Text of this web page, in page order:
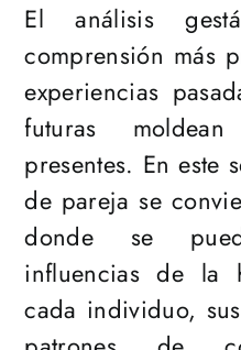
El análisis
comprensión más
experiencias
futuras
presentes. En este
de pareja se
donde se
influencias de la
cada individuo,